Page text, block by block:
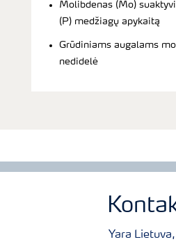
Molibdenas (Mo)
(P) medžiagų apykaitą
Grūdiniams augalams
nedidelė
Yara